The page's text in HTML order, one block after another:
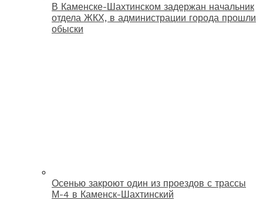
В Каменске-Шахтинском задержан начальник
отдела ЖКХ, в администрации города прошли
обыски
Осенью закроют один из проездов с трассы
М-4 в Каменск-Шахтинский